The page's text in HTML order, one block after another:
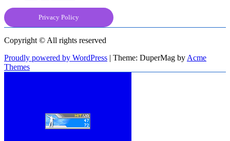
Privacy Policy
Copyright © All rights reserved
Proudly powered by WordPress | Theme: DuperMag by Acme
Themes